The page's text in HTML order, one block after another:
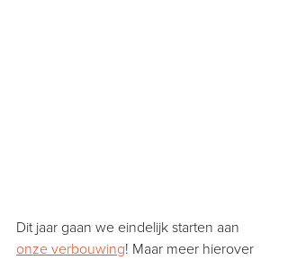
Dit jaar gaan we eindelijk starten aan
onze verbouwing! Maar meer hierover